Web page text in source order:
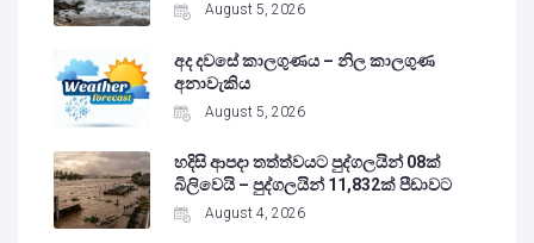
August 5, 2026
අද දවසේ කාලගුණය – නිල කාලගුණ
අනාවැකිය
August 5, 2026
හදිසි ආපදා තත්ත්වයට පුද්ගලයින් 08ක්
බිලිවෙයි – පුද්ගලයින් 11,832ක් පීඩාවට
August 4, 2026